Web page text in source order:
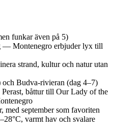
funkar även på 5)
— Montenegro erbjuder lyx till
strand, kultur och natur utan
Budva-rivieran (dag 4–7)
Perast, båttur till Our Lady of the
med september som favoriten
varmt hav och svalare